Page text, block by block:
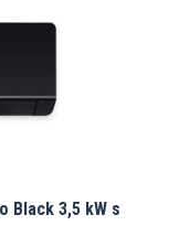
Black 3,5 kW s